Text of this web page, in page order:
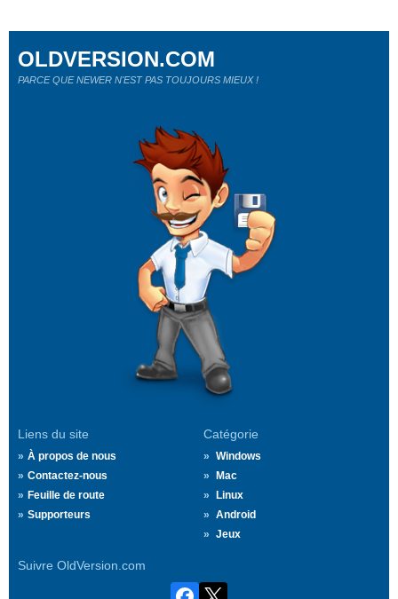
Liens du site
À propos de nous
Contactez-nous
Feuille de route
Supporteurs
Catégorie
Windows
Mac
Linux
Android
Jeux
Suivre OldVersion.com
OLDVERSION.COM
PARCE QUE NEWER N'EST PAS TOUJOURS MIEUX !